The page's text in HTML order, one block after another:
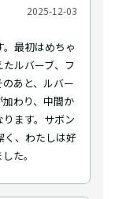
2025-12-03
最初はめちゃ
ルバーブ、フ
あと、ルバー
わり、中間か
ます。サボン
く、わたしは好
た。